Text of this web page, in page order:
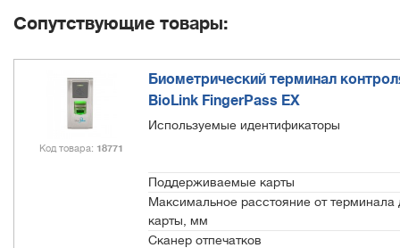
Сопутствующие товары:
Код товара 18771
Биометрический терминал
BioLink FingerPass EX
Используемые идентификаторы
Поддерживаемые карты
Максимальное расстояние от терминала
карты, мм
Сканер отпечатков